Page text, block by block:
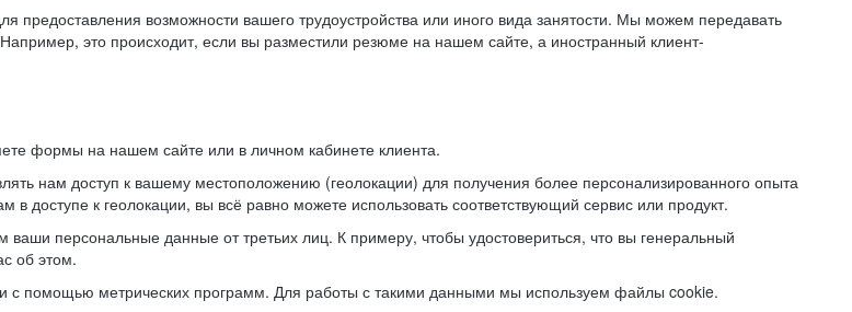
возможности вашего трудоустройства или иного вида занятости. Мы можем передавать
это происходит, если вы разместили резюме на нашем сайте, а иностранный клиент-
формы на нашем сайте или в личном кабинете клиента.
нам доступ к вашему местоположению (геолокации) для получения более персонализированного опыта
доступе к геолокации, вы всё равно можете использовать соответствующий сервис или продукт.
персональные данные от третьих лиц. К примеру, чтобы удостовериться, что вы генеральный
об этом.
с помощью метрических программ. Для работы с такими данными мы используем файлы cookie.